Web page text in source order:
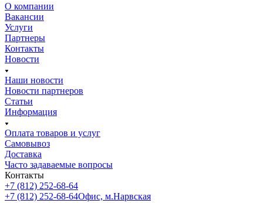
О компании
Вакансии
Услуги
Партнеры
Контакты
Новости
Наши новости
Новости партнеров
Статьи
Информация
Оплата товаров и услуг
Самовывоз
Доставка
Часто задаваемые вопросы
Контакты
+7 (812) 252-68-64
+7 (812) 252-68-64Офис, м.Нарвская